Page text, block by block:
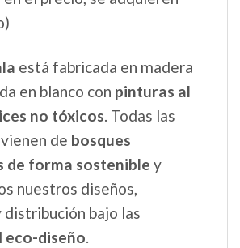
está fabricada en madera
en blanco con pinturas al
no tóxicos. Todas las
de bosques
de forma sostenible y
nuestros diseños,
distribución bajo las
eco-diseño.